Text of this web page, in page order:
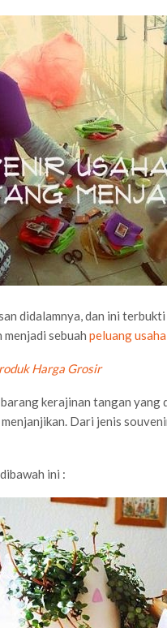
didalamnya, dan ini
menjadi sebuah peluang usaha
Harga Grosir
kerajinan tangan yang
Dari jenis
ini :